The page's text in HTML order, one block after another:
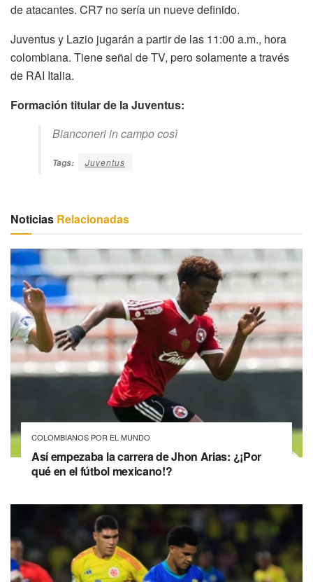
de atacantes. CR7 no sería un nueve definido.
Juventus y Lazio jugarán a partir de las 11:00 a.m., hora
colombiana. Tiene señal de TV, pero solamente a través
de RAI Italia.
Formación titular de la Juventus:
Bianconeri in campo così
Tags: Juventus
Noticias Relacionadas
COLOMBIANOS POR EL MUNDO
Así empezaba la carrera de Jhon Arias: ¿¡Por
qué en el fútbol mexicano!?